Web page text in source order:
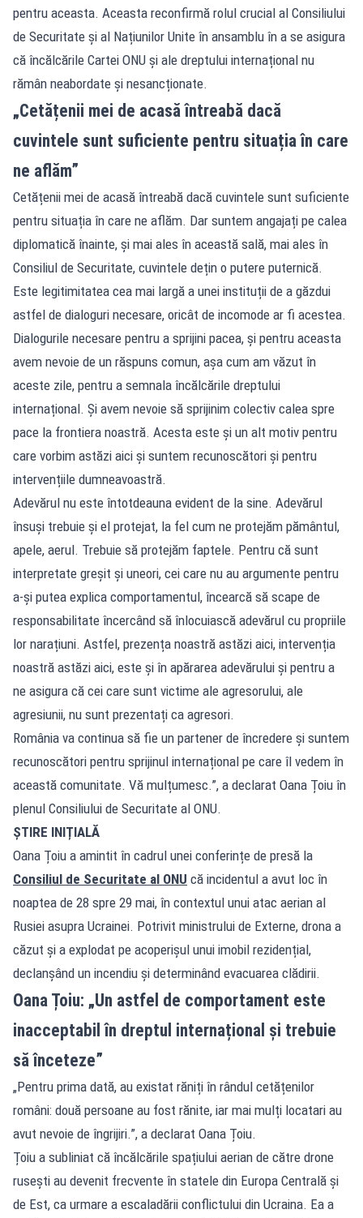
pentru aceasta. Aceasta reconfirmă rolul crucial al Consiliului
de Securitate și al Națiunilor Unite în ansamblu în a se asigura
că încălcările Cartei ONU și ale dreptului internațional nu
rămân neabordate și nesancționate.
„Cetățenii mei de acasă întreabă dacă
cuvintele sunt suficiente pentru situația în care
ne aflăm”
Cetățenii mei de acasă întreabă dacă cuvintele sunt suficiente
pentru situația în care ne aflăm. Dar suntem angajați pe calea
diplomatică înainte, și mai ales în această sală, mai ales în
Consiliul de Securitate, cuvintele dețin o putere puternică.
Este legitimitatea cea mai largă a unei instituții de a găzdui
astfel de dialoguri necesare, oricât de incomode ar fi acestea.
Dialogurile necesare pentru a sprijini pacea, și pentru aceasta
avem nevoie de un răspuns comun, așa cum am văzut în
aceste zile, pentru a semnala încălcările dreptului
internațional. Și avem nevoie să sprijinim colectiv calea spre
pace la frontiera noastră. Acesta este și un alt motiv pentru
care vorbim astăzi aici și suntem recunoscători și pentru
intervențiile dumneavoastră.
Adevărul nu este întotdeauna evident de la sine. Adevărul
însuși trebuie și el protejat, la fel cum ne protejăm pământul,
apele, aerul. Trebuie să protejăm faptele. Pentru că sunt
interpretate greșit și uneori, cei care nu au argumente pentru
a-și putea explica comportamentul, încearcă să scape de
responsabilitate încercând să înlocuiască adevărul cu propriile
lor narațiuni. Astfel, prezența noastră astăzi aici, intervenția
noastră astăzi aici, este și în apărarea adevărului și pentru a
ne asigura că cei care sunt victime ale agresorului, ale
agresiunii, nu sunt prezentați ca agresori.
România va continua să fie un partener de încredere și suntem
recunoscători pentru sprijinul internațional pe care îl vedem în
această comunitate. Vă mulțumesc.”, a declarat Oana Țoiu în
plenul Consiliului de Securitate al ONU.
ȘTIRE INIȚIALĂ
Oana Țoiu a amintit în cadrul unei conferințe de presă la
Consiliul de Securitate al ONU că incidentul a avut loc în
noaptea de 28 spre 29 mai, în contextul unui atac aerian al
Rusiei asupra Ucrainei. Potrivit ministrului de Externe, drona a
căzut și a explodat pe acoperișul unui imobil rezidențial,
declanșând un incendiu și determinând evacuarea clădirii.
Oana Țoiu: „Un astfel de comportament este
inacceptabil în dreptul internațional și trebuie
să înceteze”
„Pentru prima dată, au existat răniți în rândul cetățenilor
români: două persoane au fost rănite, iar mai mulți locatari au
avut nevoie de îngrijiri.”, a declarat Oana Țoiu.
Țoiu a subliniat că încălcările spațiului aerian de către drone
rusești au devenit frecvente în statele din Europa Centrală și
de Est, ca urmare a escaladării conflictului din Ucraina. Ea a